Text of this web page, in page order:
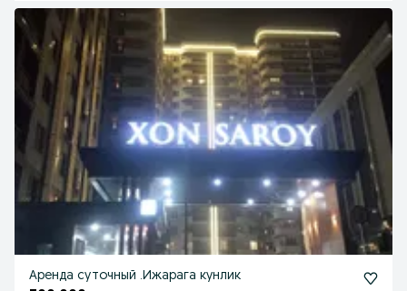
Аренда суточный .Ижарага кунлик